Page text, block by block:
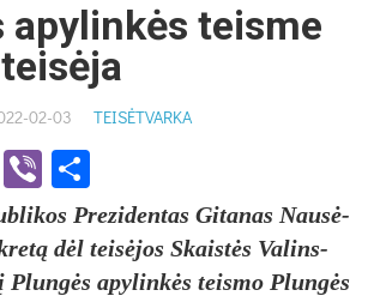
apylinkės teisme
02-03 TEISĖTVARKA
WhatsApp
Viber
Pre­zi­den­tas Gi­ta­nas Nausė­
dėl teisė­jos Skaistės Va­lins­
Plungės apy­linkės teis­mo Plungės